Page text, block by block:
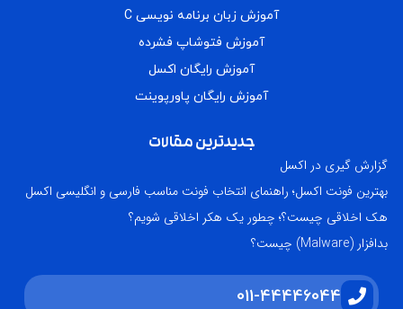
آموزش زبان برنامه نویسی C
آموزش فتوشاپ فشرده
آموزش رایگان اکسل
آموزش رایگان پاورپوینت
جدیدترین مقالات
گزارش گیری در اکسل
بهترین فونت اکسل؛ راهنمای انتخاب فونت مناسب فارسی و انگلیسی اکسل
هک اخلاقی چیست؟؛ چطور یک هکر اخلاقی شویم؟
بدافزار (Malware) چیست؟
011-44446044